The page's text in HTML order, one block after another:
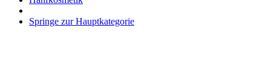
Springe zur Hauptkategorie